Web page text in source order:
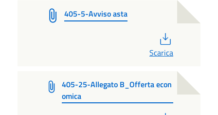
405-5-Avviso asta
Scarica
405-25-Allegato B_Offerta econ
omica